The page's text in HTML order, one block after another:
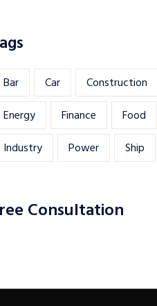
Bar Car Construction
Energy
Finance Food
Industry
Power Ship
Consultation